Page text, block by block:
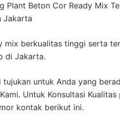
Plant Beton Cor Ready Mix
Jakarta
mix berkualitas tinggi serta
di Jakarta.
untuk Anda yang
Untuk Konsultasi
kontak berikut ini.